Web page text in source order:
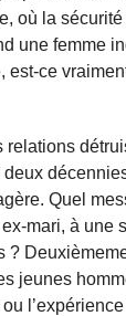
où la
une femme
est-ce
relations
deux
Quel
mari, à une
?
jeunes